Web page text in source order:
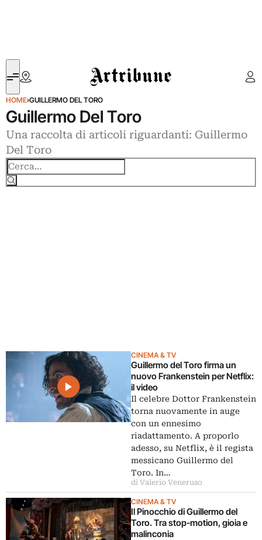
Artribune
HOME›GUILLERMO DEL TORO
Guillermo Del Toro
Una raccolta di articoli riguardanti: Guillermo
Del Toro
CINEMA & TV
Guillermo del Toro firma un
nuovo Frankenstein per Netflix:
il video
Il celebre Dottor Frankenstein
torna nuovamente in auge
con un ennesimo
riadattamento. A proporlo
adesso, su Netflix, è il regista
messicano Guillermo del
Toro. In…
di Valerio Veneruso
CINEMA & TV
Il Pinocchio di Guillermo del
Toro. Tra stop-motion, gioia e
malinconia